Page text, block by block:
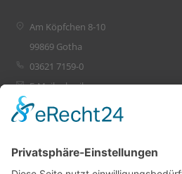
Am Köpfchen 8-10
99869 Gotha
03621 7159-0
E-Mail schreiben